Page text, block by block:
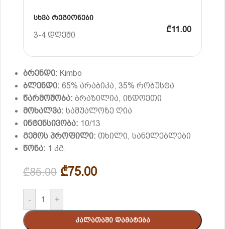
სხვა რეგიონები
3-4 დღეში
₾11.00
ბრენდი: Kimbo
ბლენდი: 65% არაბიკა, 35% რობუსტა
წარმოშობა: ბრაზილია, ინდოეთი
მოხალვა: საშუალოზე ღია
ინტენსივობა: 10/13
გემოს პროფილი: თხილი, სანელებლები
წონა: 1 კგ.
₾85.00 ₾75.00
- +
Კალათაში Დამატება